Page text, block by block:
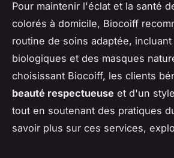
Pour maintenir l'éclat et la santé
colorés à domicile, Biocoiff
routine de soins adaptée,
biologiques et des masques
choisissant Biocoiff, les clients
beauté respectueuse et d'un
tout en soutenant des pratiques
savoir plus sur ces services,